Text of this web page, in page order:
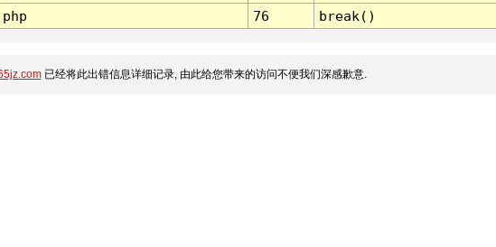
76 break()
已经将此出错信息详细记录, 由此给您带来的访问不便我们深感歉意.